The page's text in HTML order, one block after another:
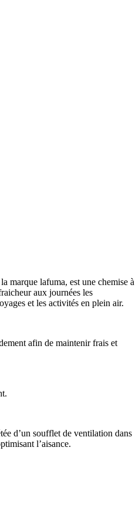
marque lafuma, est une chemise à
aux journées les
et les activités en plein air.
afin de maintenir frais et
d’un soufflet de ventilation dans
l’aisance.